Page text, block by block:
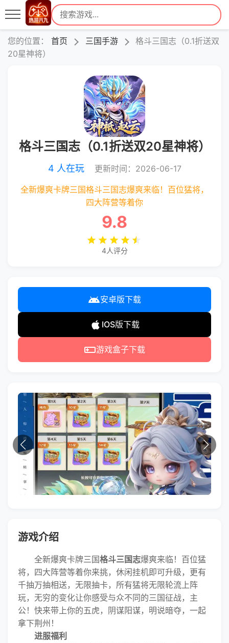
您的位置： 首页 三国手游
格斗三国志（0.1折送双
20星神将）
格斗三国志（0.1折送双20星神将）
4 人在玩 更新时间：2026-06-17
全新爆爽卡牌三国格斗三国志爆爽来临！百位猛将，
四大阵营等着你
9.8
4人评分
安卓版下载
IOS版下载
游戏盒子下载
游戏介绍
全新爆爽卡牌三国格斗三国志爆爽来临！百位猛
将，四大阵营等着你来挑，休闲挂机即可升级，更有
千抽万抽相送，无限抽卡，所有猛将无限轮流上阵
玩，无穷的变化让你感受与众不同的三国征战，主
公！快来带上你的五虎，阴谋阳谋，明说暗夺，一起
拿下荆州！
进服福利